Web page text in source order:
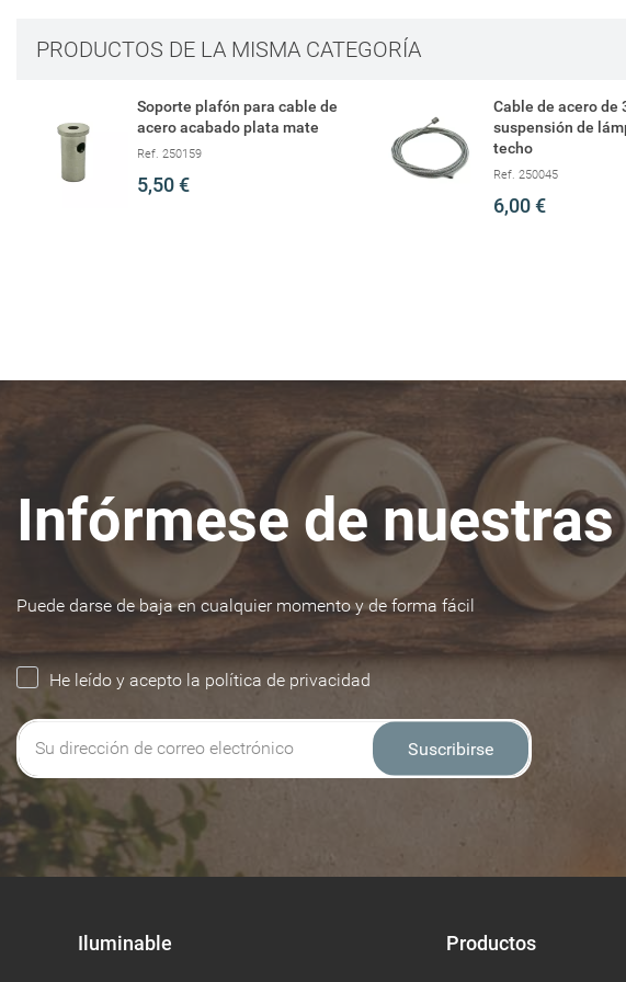
PRODUCTOS DE LA MISMA CATEGORÍA
Soporte plafón para cable de
acero acabado plata mate
Ref. 250159
5,50 €
Cable de acero de
suspensión de
techo
Ref. 250045
6,00 €
Infórmese de
Puede darse de baja en cualquier momento y de forma fácil
He leído y acepto la política de privacidad
Suscribirse
Iluminable Productos